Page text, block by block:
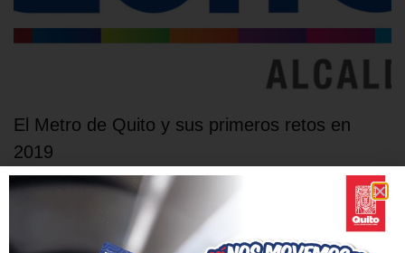
El Metro de Quito y sus primeros retos en
2019
2 enero, 2019
La Empresa Pública Metropolitana Metro de Quito informa a la
ciudadanía los avances que tiene propuestos para los primeros